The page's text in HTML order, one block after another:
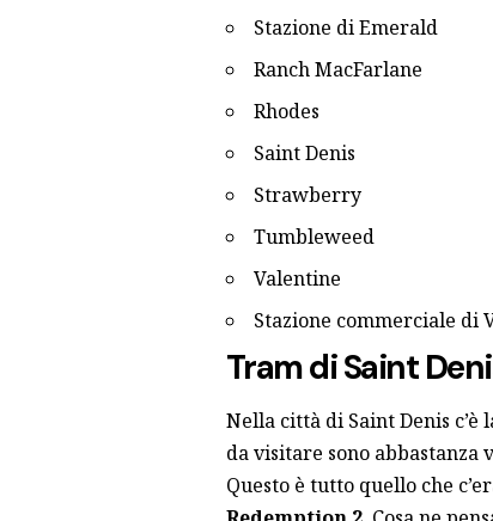
Stazione di Emerald
Ranch MacFarlane
Rhodes
Saint Denis
Strawberry
Tumbleweed
Valentine
Stazione commerciale di
Tram di Saint
Nella città di Saint Denis
da visitare sono
Questo è tutto quello che